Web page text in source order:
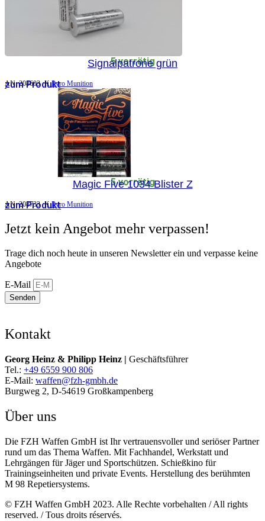
5 vorrätig
Signalpatrone grün
zum Produkt
AN:208603 K Pyro Munition
5 vorrätig
Magic Five 1034 Blister Z
zum Produkt
AN:208733 K Pyro Munition
Jetzt kein Angebot mehr verpassen!
Trage dich noch heute in unseren Newsletter ein und verpasse keine
Angebote
E-Mail
Senden
Kontakt
Georg Heinz & Philipp Heinz | Geschäftsführer
Tel.: +49 6559 900 806
E-Mail: waffen@fzh-gmbh.de
Burgweg 2, D-54619 Großkampenberg
Über uns
Die FZH Waffen GmbH ist Ihr vertrauensvoller und seriöser Partner
rund um das Thema Waffen. Mit Fachhandel, Werkstatt und
Lehrgängen für Jäger und Sportschützen. Schießkino für
Trainingseinheiten und private Events. Herstellung des berühmten
M 98 Repetiersystems.
© FZH Waffen GmbH 2023. Alle Rechte vorbehalten / All rights
reserved. / Tous droits réservés.